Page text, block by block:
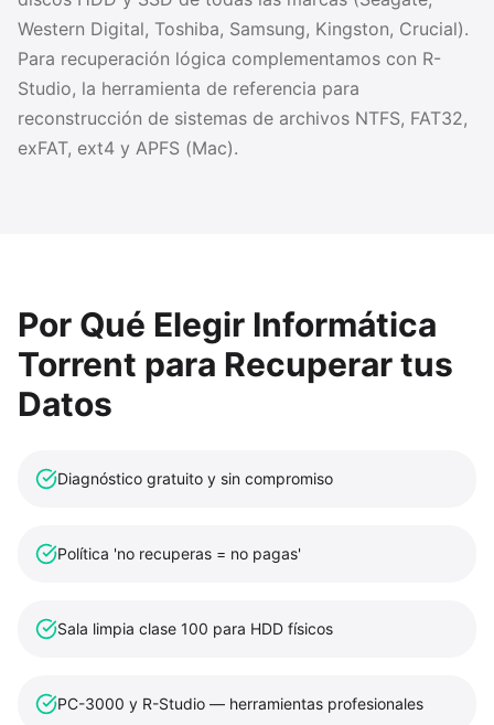
Western Digital, Toshiba, Samsung, Kingston, Crucial).
Para recuperación lógica complementamos con R-
Studio, la herramienta de referencia para
reconstrucción de sistemas de archivos NTFS, FAT32,
exFAT, ext4 y APFS (Mac).
Por Qué Elegir Informática
Torrent para Recuperar tus
Datos
Diagnóstico gratuito y sin compromiso
Política 'no recuperas = no pagas'
Sala limpia clase 100 para HDD físicos
PC-3000 y R-Studio — herramientas profesionales